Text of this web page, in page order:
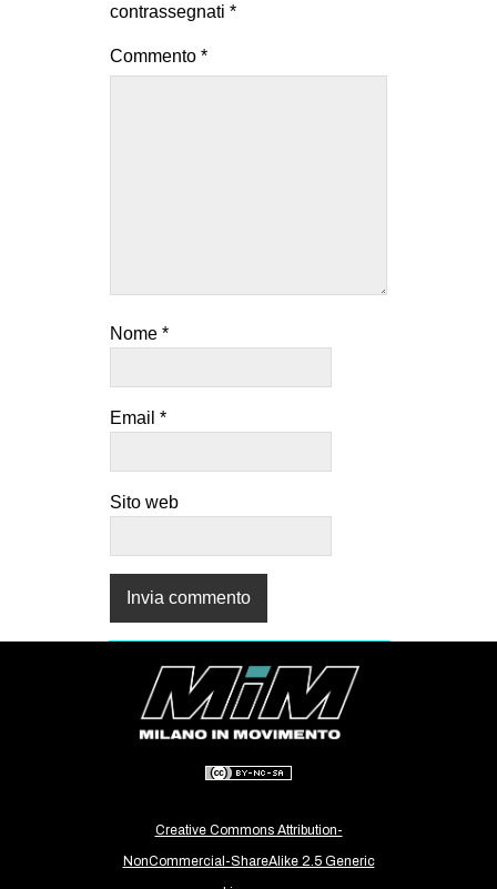
contrassegnati *
Commento *
Nome *
Email *
Sito web
Creative Commons Attribution-
NonCommercial-ShareAlike 2.5 Generic